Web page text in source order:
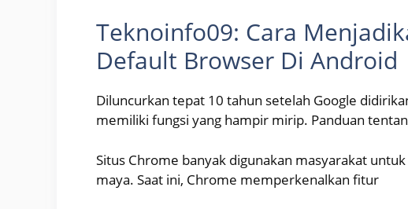
Teknoinfo09: Cara
Default Browser Di Android
Diluncurkan tepat 10 tahun setelah Google
memiliki fungsi yang hampir mirip. Panduan
Situs Chrome banyak digunakan masyarakat
maya. Saat ini, Chrome memperkenalkan fitur